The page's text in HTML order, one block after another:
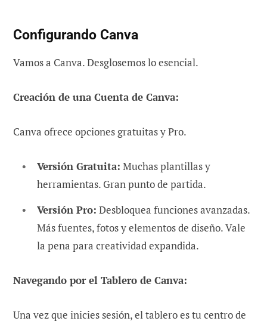
Configurando Canva
Vamos a Canva. Desglosemos lo esencial.
Creación de una Cuenta de Canva:
Canva ofrece opciones gratuitas y Pro.
Versión Gratuita: Muchas plantillas y
herramientas. Gran punto de partida.
Versión Pro: Desbloquea funciones avanzadas.
Más fuentes, fotos y elementos de diseño. Vale
la pena para creatividad expandida.
Navegando por el Tablero de Canva:
Una vez que inicies sesión, el tablero es tu centro de